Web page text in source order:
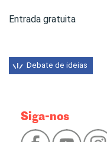
Entrada gratuita
Debate de ideias
Siga-nos